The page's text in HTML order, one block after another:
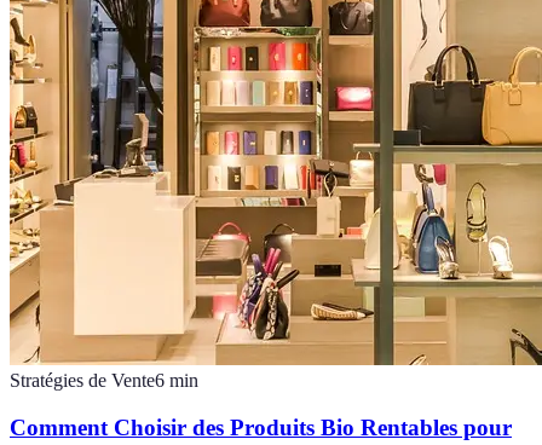
Stratégies de Vente6 min
Comment Choisir des Produits Bio Rentables pour